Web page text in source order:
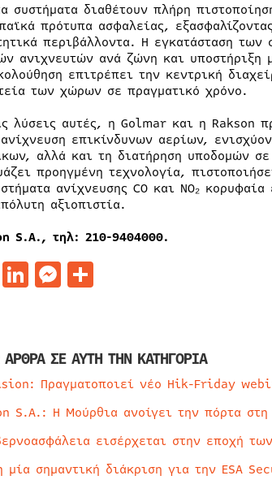
συστήματα διαθέτουν πλήρη
πρότυπα ασφαλείας,
περιβάλλοντα. Η εγκατάσταση
ανιχνευτών ανά ζώνη και
επιτρέπει την κεντρική
των χώρων σε πραγματικό χρόνο.
λύσεις αυτές, η Golmar και η Rakson
επικίνδυνων αερίων,
αλλά και τη διατήρηση υποδομών
προηγμένη τεχνολογία,
ανίχνευσης CO και NO₂
αξιοπιστία.
S.A., τηλ: 210-9404000.
LinkedIn
Messenger
Μοιραστείτε
ΣΕ ΑΥΤΗ ΤΗΝ ΚΑΤΗΓΟΡΙΑ
Πραγματοποιεί νέο Hik-Friday
S.A.: Η Μούρθια ανοίγει την πόρτα
εισέρχεται στην εποχή
μία σημαντική διάκριση για την ESA